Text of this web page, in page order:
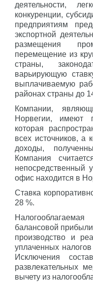
деятельности,
конкуренции,
предприятиям
экспортной
размещения
перемещение из
страны,
варьирующую
выплачиваемую
районах страны до
Компании,
Норвегии, имеют
которая
всех источников, а
доходы,
Компания
непосредственный
офис находится в
Ставка
28 %.
балансовой
производство и
уплаченных
Исключения
развлекательных
вычету из